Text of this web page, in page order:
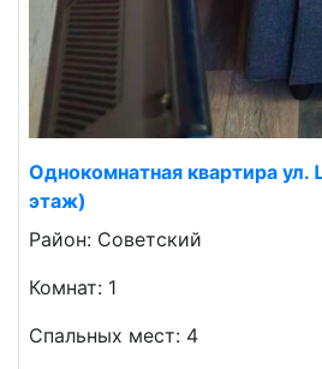
Однокомнатная квартира
этаж)
Район: Советский
Комнат: 1
Спальных мест: 4